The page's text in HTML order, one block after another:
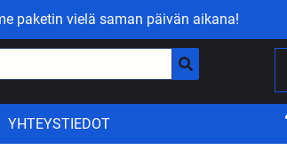
paketin vielä saman päivän aikana!
YHTEYSTIEDOT